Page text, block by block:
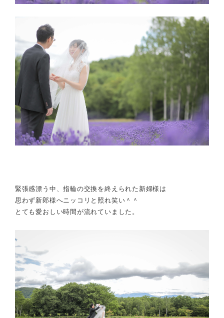
緊張感漂う中、指輪の交換を終えられた新婦様は
思わず新郎様へニッコリと照れ笑い＾＾
とても愛おしい時間が流れていました。